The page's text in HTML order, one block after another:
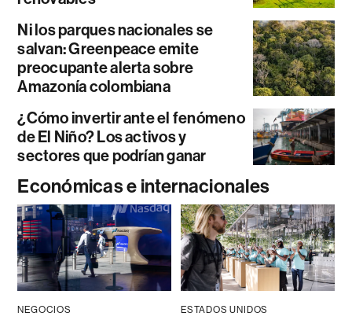
Ni los parques nacionales se
salvan: Greenpeace emite
preocupante alerta sobre
Amazonía colombiana
¿Cómo invertir ante el fenómeno
de El Niño? Los activos y
sectores que podrían ganar
Económicas e internacionales
NEGOCIOS ESTADOS UNIDOS